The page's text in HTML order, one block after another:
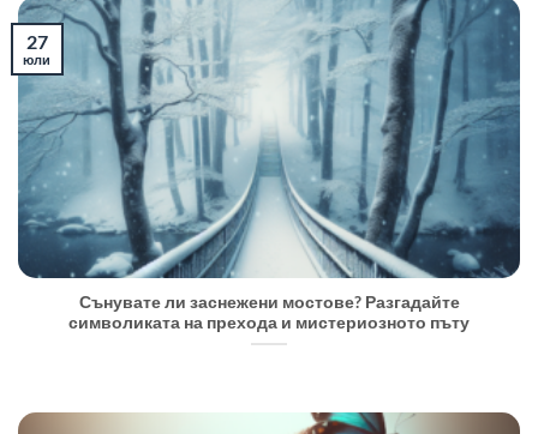
Сънувате ли заснежени мостове? Разгадайте
символиката на прехода и мистериозното пъту
27
юли